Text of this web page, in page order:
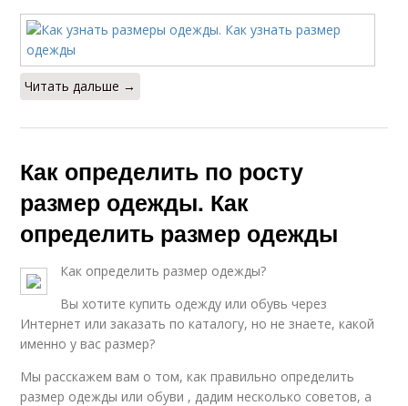
Читать дальше →
Как определить по росту
размер одежды. Как
определить размер одежды
Как определить размер одежды?
Вы хотите купить одежду или обувь через
Интернет или заказать по каталогу, но не знаете, какой
именно у вас размер?
Мы расскажем вам о том, как правильно определить
размер одежды или обуви , дадим несколько советов, а